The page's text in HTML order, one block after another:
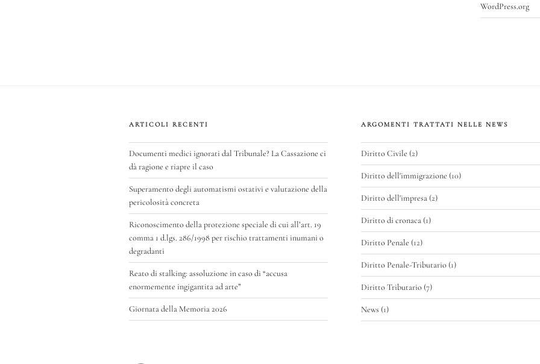
WordPress.org
ARTICOLI RECENTI
Documenti medici ignorati dal Tribunale? La Cassazione ci
dà ragione e riapre il caso
Superamento degli automatismi ostativi e valutazione della
pericolosità concreta
Riconoscimento della protezione speciale di cui all’art. 19
comma 1 d.lgs. 286/1998 per rischio trattamenti inumani o
degradanti
Reato di stalking: assoluzione in caso di “accusa
enormemente ingigantita ad arte”
Giornata della Memoria 2026
ARGOMENTI TRATTATI NELLE NEWS
Diritto Civile (2)
Diritto dell'immigrazione (10)
Diritto dell'impresa(2)
Diritto di cronaca(1)
Diritto Penale (12)
Diritto Penale-Tributario(1)
Diritto Tributario(7)
News (1)